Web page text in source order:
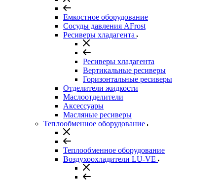
Емкостное оборудование
Сосуды давления AFrost
Ресиверы хладагента
Ресиверы хладагента
Вертикальные ресиверы
Горизонтальные ресиверы
Отделители жидкости
Маслоотделители
Аксессуары
Масляные ресиверы
Теплообменное оборудование
Теплообменное оборудование
Воздухоохладители LU-VE